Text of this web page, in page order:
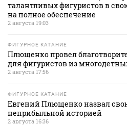
талантливых фигуристов в
на полное обеспечение
2 августа 19:03
ФИГУРНОЕ КАТАНИЕ
Плющенко провел
для фигуристов из
2 августа 17:56
ФИГУРНОЕ КАТАНИЕ
Евгений Плющенко назвал
неприбыльной историей
2 августа 16:36